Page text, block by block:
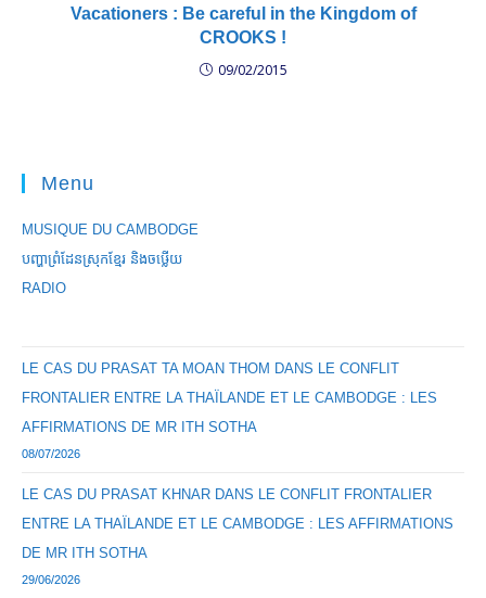
Vacationers : Be careful in the Kingdom of
CROOKS !
09/02/2015
Menu
MUSIQUE DU CAMBODGE
បញ្ហាព្រំដែនស្រុកខ្មែរ និងចឞ្លើយ
RADIO
LE CAS DU PRASAT TA MOAN THOM DANS LE CONFLIT
FRONTALIER ENTRE LA THAÏLANDE ET LE CAMBODGE : LES
AFFIRMATIONS DE MR ITH SOTHA
08/07/2026
LE CAS DU PRASAT KHNAR DANS LE CONFLIT FRONTALIER
ENTRE LA THAÏLANDE ET LE CAMBODGE : LES AFFIRMATIONS
DE MR ITH SOTHA
29/06/2026